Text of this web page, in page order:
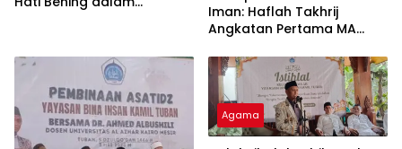
Iman: Haflah Takhrij
Angkatan Pertama MA
Tuban
Agama